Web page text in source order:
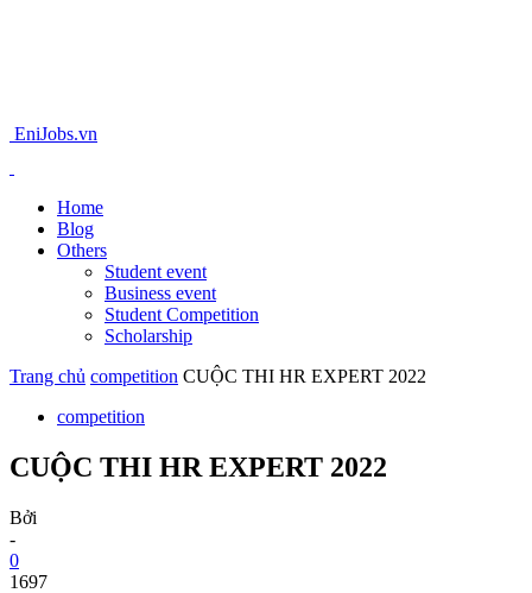
EniJobs.vn
Home
Blog
Others
Student event
Business event
Student Competition
Scholarship
Trang chủ competition CUỘC THI HR EXPERT 2022
competition
CUỘC THI HR EXPERT 2022
Bởi
-
0
1697